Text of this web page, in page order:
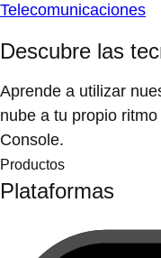
Telecomunicaciones
Descubre las
Aprende a utilizar
nube a tu propio
Console.
Productos
Plataformas